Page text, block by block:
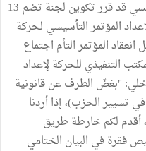
كان رئيس الجمهورية الباجي قايد السبسي قد قرر تكوين لجنة تضم 13
المؤتمر التأسيسي لحركة
المؤتمر التأم اجتماع
التنفيذي للحركة لإعداد
"بغضّ الطرف عن قانونية
تسيير الحزب)، إذا أردنا
أقدم لكم خارطة طريق
فقرة في البيان الختامي